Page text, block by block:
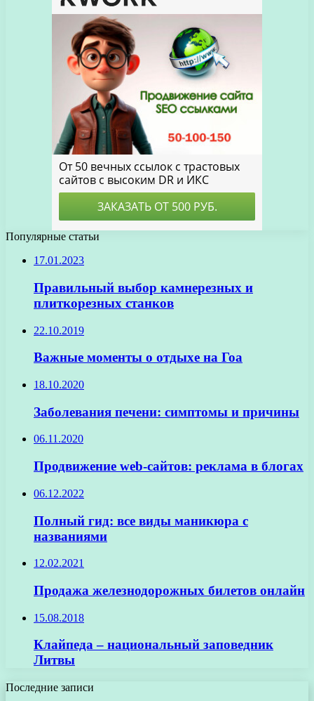
Популярные статьи
17.01.2023
Правильный выбор камнерезных и
плиткорезных станков
22.10.2019
Важные моменты о отдыхе на Гоа
18.10.2020
Заболевания печени: симптомы и причины
06.11.2020
Продвижение web-сайтов: реклама в блогах
06.12.2022
Полный гид: все виды маникюра с
названиями
12.02.2021
Продажа железнодорожных билетов онлайн
15.08.2018
Клайпеда – национальный заповедник
Литвы
Последние записи